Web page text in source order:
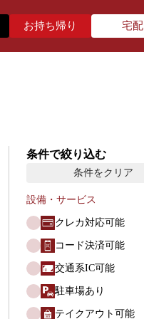
お持ち帰り 宅配
条件で絞り込む
条件をクリア
設備・サービス
クレカ対応可能
コード決済可能
交通系IC可能
駐車場あり
テイクアウト可能